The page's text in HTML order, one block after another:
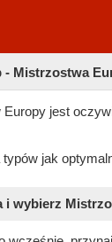
Mistrzostwa
jest
jak
i wybierz